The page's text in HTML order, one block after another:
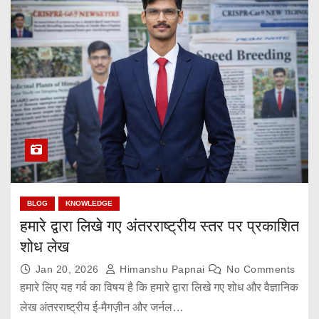
BLOG KNOWLEDGE
हमारे द्वारा लिखे गए अंतरराष्ट्रीय स्तर पर प्रकाशित
शोध लेख
Jan 20, 2026 Himanshu Papnai No Comments
हमारे लिए यह गर्व का विषय है कि हमारे द्वारा लिखे गए शोध और वैज्ञानिक
लेख अंतरराष्ट्रीय ई-मैगज़ीन और जर्नल…